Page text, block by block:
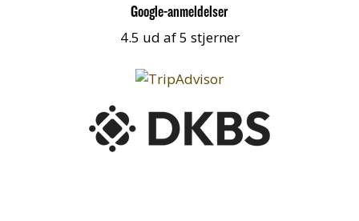
Google-anmeldelser
4.5 ud af 5 stjerner